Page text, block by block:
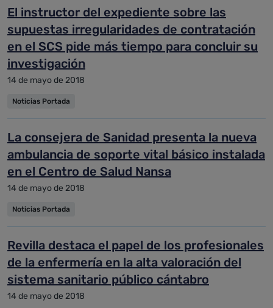
El instructor del expediente sobre las
supuestas irregularidades de contratación
en el SCS pide más tiempo para concluir su
investigación
14 de mayo de 2018
Noticias Portada
La consejera de Sanidad presenta la nueva
ambulancia de soporte vital básico instalada
en el Centro de Salud Nansa
14 de mayo de 2018
Noticias Portada
Revilla destaca el papel de los profesionales
de la enfermería en la alta valoración del
sistema sanitario público cántabro
14 de mayo de 2018